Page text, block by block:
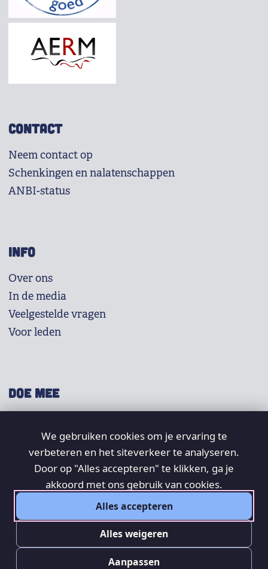
CONTACT
Neem contact op
Schenkingen en nalatenschappen
ANBI-status
INFO
Over ons
In de media
Veelgestelde vragen
Voor leden
DOE MEE
Doneer
Word lid
Vrijwilligers
We gebruiken cookies om je ervaring te
verbeteren en het siteverkeer te analyseren.
Door op "Alles accepteren" te klikken, ga je
akkoord met ons gebruik van cookies.
Alles accepteren
Alles weigeren
Aanpassen